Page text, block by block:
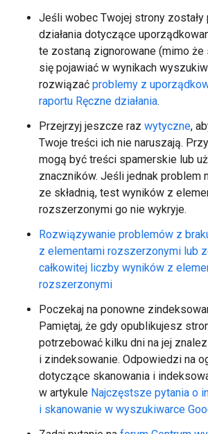
Jeśli wobec Twojej strony zostały
działania dotyczące
te zostaną zignorowane (mimo że
się pojawiać w wynikach
rozwiązać problemy z
raportu Ręczne działania.
Przejrzyj jeszcze raz wytyczne,
Twoje treści ich nie naruszają.
mogą być treści spamerskie lub
znaczników. Jeśli jednak problem
ze składnią, test wyników z
rozszerzonymi go nie wykryje.
Rozwiązywanie problemów z
z elementami rozszerzonymi lub
całkowitej liczby wyników z
rozszerzonymi
Poczekaj na ponowne
Pamiętaj, że gdy opublikujesz
potrzebować kilku dni na jej
i zindeksowanie. Odpowiedzi na
dotyczące skanowania i
w artykule Najczęstsze pytania o
i skanowanie w wyszukiwarce